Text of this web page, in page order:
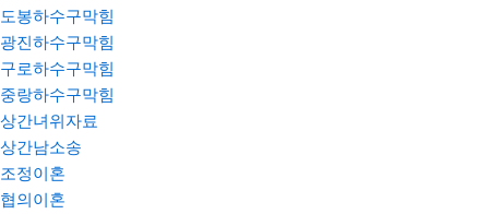
도봉하수구막힘
광진하수구막힘
구로하수구막힘
중랑하수구막힘
상간녀위자료
상간남소송
조정이혼
협의이혼